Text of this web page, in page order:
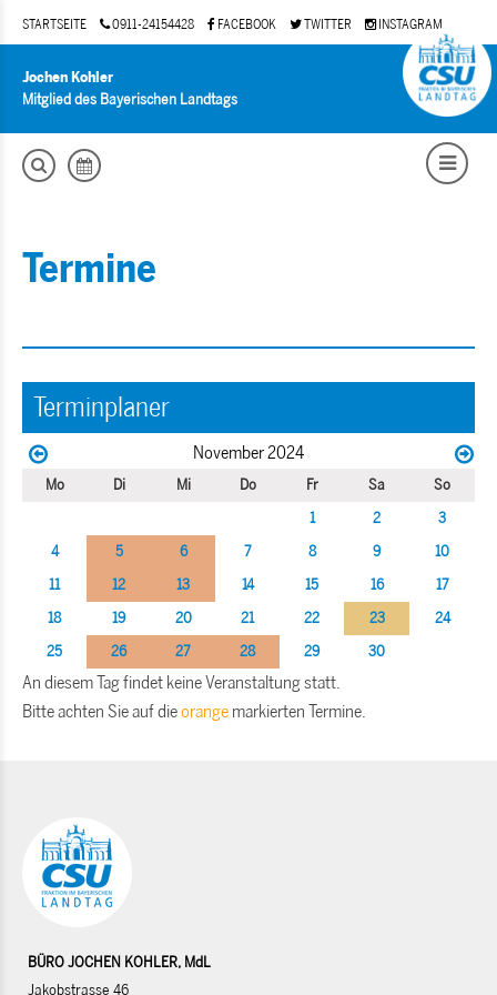
STARTSEITE 0911-24154428 FACEBOOK TWITTER INSTAGRAM
Jochen Kohler
Mitglied des Bayerischen Landtags
Termine
Terminplaner
November 2024
Mo Di Mi Do Fr Sa
So
1
2
3
4
5 6 7 8 9
10
11
12 13 14 15 16
17
18
19 20 21 22 23
24
25
26 27 28 29 30
An diesem Tag findet keine Veranstaltung statt.
Bitte achten Sie auf dieorange markierten Termine.
BÜRO JOCHEN KOHLER, MdL
Jakobstrasse 46